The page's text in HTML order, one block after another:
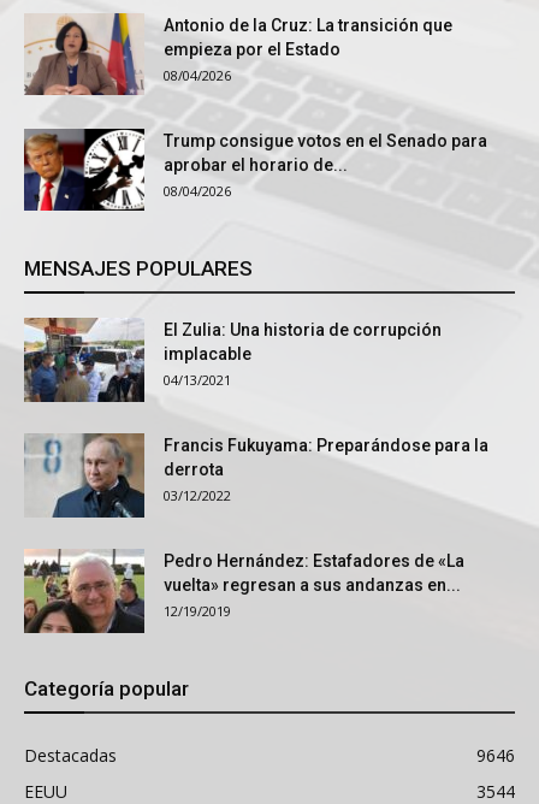
Antonio de la Cruz: La transición que
empieza por el Estado
08/04/2026
Trump consigue votos en el Senado para
aprobar el horario de...
08/04/2026
MENSAJES POPULARES
El Zulia: Una historia de corrupción
implacable
04/13/2021
Francis Fukuyama: Preparándose para la
derrota
03/12/2022
Pedro Hernández: Estafadores de «La
vuelta» regresan a sus andanzas en...
12/19/2019
Categoría popular
Destacadas
9646
EEUU
3544